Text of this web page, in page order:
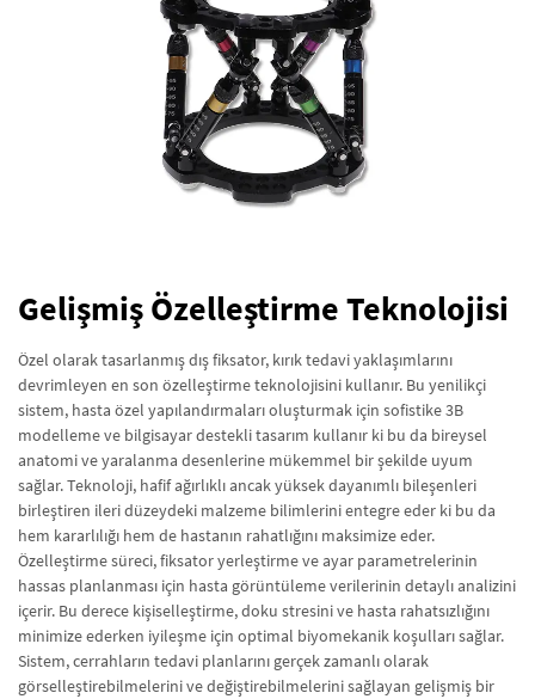
Gelişmiş Özelleştirme Teknolojisi
Özel olarak tasarlanmış dış fiksator, kırık tedavi yaklaşımlarını
devrimleyen en son özelleştirme teknolojisini kullanır. Bu yenilikçi
sistem, hasta özel yapılandırmaları oluşturmak için sofistike 3B
modelleme ve bilgisayar destekli tasarım kullanır ki bu da bireysel
anatomi ve yaralanma desenlerine mükemmel bir şekilde uyum
sağlar. Teknoloji, hafif ağırlıklı ancak yüksek dayanımlı bileşenleri
birleştiren ileri düzeydeki malzeme bilimlerini entegre eder ki bu da
hem kararlılığı hem de hastanın rahatlığını maksimize eder.
Özelleştirme süreci, fiksator yerleştirme ve ayar parametrelerinin
hassas planlanması için hasta görüntüleme verilerinin detaylı analizini
içerir. Bu derece kişiselleştirme, doku stresini ve hasta rahatsızlığını
minimize ederken iyileşme için optimal biyomekanik koşulları sağlar.
Sistem, cerrahların tedavi planlarını gerçek zamanlı olarak
görselleştirebilmelerini ve değiştirebilmelerini sağlayan gelişmiş bir